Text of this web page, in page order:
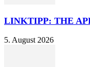
LINKTIPP: THE
5. August 2026